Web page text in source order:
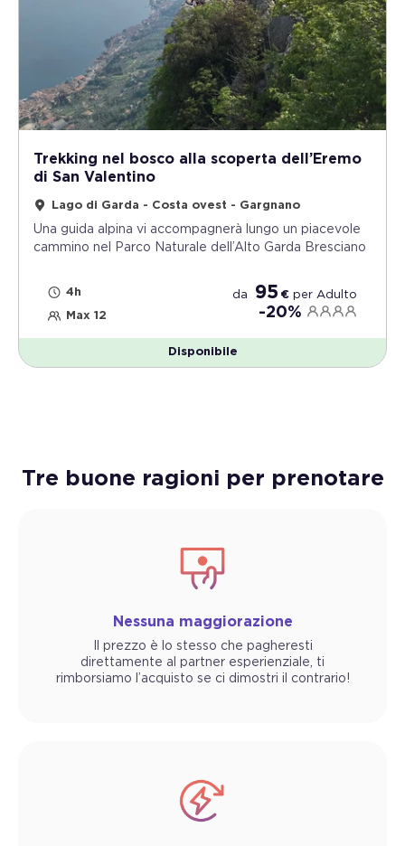
Trekking nel bosco alla scoperta dell’Eremo
di San Valentino
Lago di Garda - Costa ovest - Gargnano
Una guida alpina vi accompagnerà lungo un piacevole
cammino nel Parco Naturale dell’Alto Garda Bresciano
4h
Max 12
da 95 € per Adulto
-20%
Disponibile
Tre buone ragioni per prenotare
Nessuna maggiorazione
Il prezzo è lo stesso che pagheresti
direttamente al partner esperienziale, ti
rimborsiamo l’acquisto se ci dimostri il contrario!